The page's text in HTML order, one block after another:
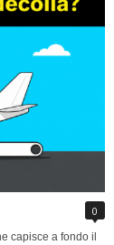
0
capisce a fondo il